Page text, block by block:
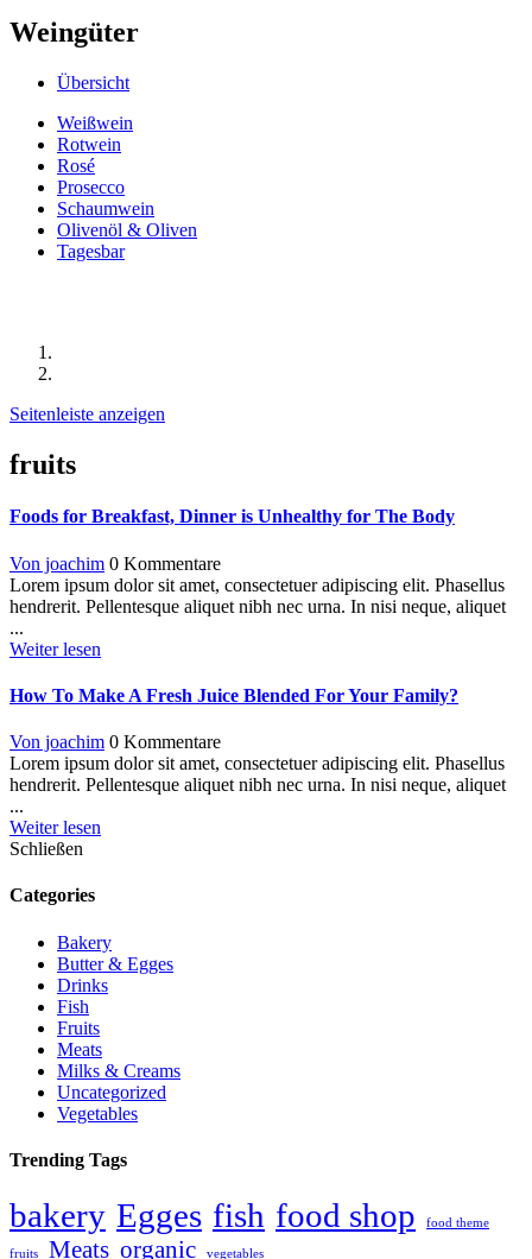
Weingüter
Übersicht
Weißwein
Rotwein
Rosé
Prosecco
Schaumwein
Olivenöl & Oliven
Tagesbar
Seitenleiste anzeigen
fruits
Foods for Breakfast, Dinner is Unhealthy for The Body
Von joachim 0 Kommentare
Lorem ipsum dolor sit amet, consectetuer adipiscing elit. Phasellus
hendrerit. Pellentesque aliquet nibh nec urna. In nisi neque, aliquet
...
Weiter lesen
How To Make A Fresh Juice Blended For Your Family?
Von joachim 0 Kommentare
Lorem ipsum dolor sit amet, consectetuer adipiscing elit. Phasellus
hendrerit. Pellentesque aliquet nibh nec urna. In nisi neque, aliquet
...
Weiter lesen
Schließen
Categories
Bakery
Butter & Egges
Drinks
Fish
Fruits
Meats
Milks & Creams
Uncategorized
Vegetables
Trending Tags
bakery Egges fish food shop food theme
fruits Meats organic vegetables